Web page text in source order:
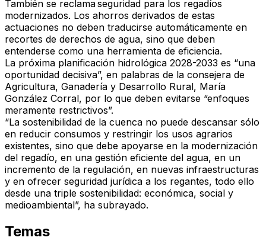
También se reclama seguridad para los regadíos
modernizados. Los ahorros derivados de estas
actuaciones no deben traducirse automáticamente en
recortes de derechos de agua, sino que deben
entenderse como una herramienta de eficiencia.
La próxima planificación hidrológica 2028-2033 es “una
oportunidad decisiva”, en palabras de la consejera de
Agricultura, Ganadería y Desarrollo Rural, María
González Corral, por lo que deben evitarse “enfoques
meramente restrictivos”.
“La sostenibilidad de la cuenca no puede descansar sólo
en reducir consumos y restringir los usos agrarios
existentes, sino que debe apoyarse en la modernización
del regadío, en una gestión eficiente del agua, en un
incremento de la regulación, en nuevas infraestructuras
y en ofrecer seguridad jurídica a los regantes, todo ello
desde una triple sostenibilidad: económica, social y
medioambiental”, ha subrayado.
Temas